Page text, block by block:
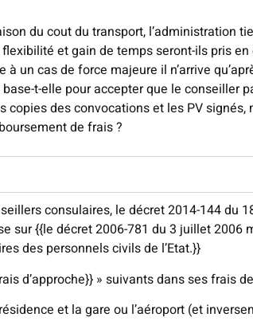
du cout du transport, l’administration
et gain de temps seront-ils pris en
un cas de force majeure il n’arrive
t-elle pour accepter que le conseiller
des convocations et les PV
de frais ?
consulaires, le décret 2014-144 du
sur {{le décret 2006-781 du 3 juillet
des personnels civils de l’Etat.}}
d’approche}} » suivants dans ses frais
et la gare ou l’aéroport (et